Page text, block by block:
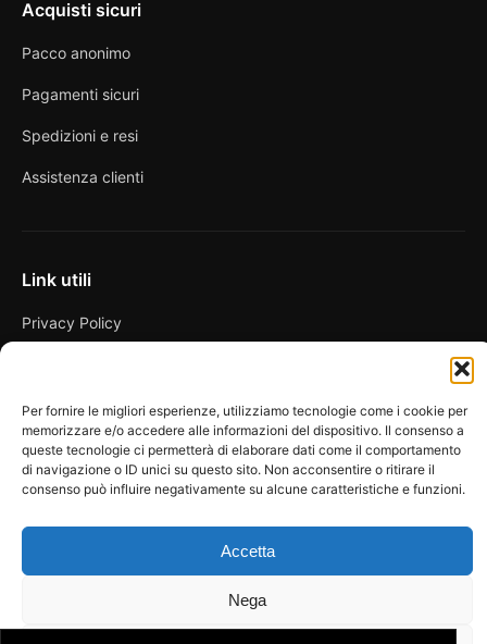
Per fornire le migliori esperienze, utilizziamo tecnologie come i cookie per
memorizzare e/o accedere alle informazioni del dispositivo. Il consenso a
queste tecnologie ci permetterà di elaborare dati come il comportamento
di navigazione o ID unici su questo sito. Non acconsentire o ritirare il
consenso può influire negativamente su alcune caratteristiche e funzioni.
Accetta
Nega
Acquisti sicuri
Pacco anonimo
Pagamenti sicuri
Spedizioni e resi
Assistenza clienti
Link utili
Privacy Policy
Cookie Policy
FAQ
La Bottega dei Desideri di D’Avascio Enrico
Pagamenti gestiti tramite circuiti sicuri e certificati.